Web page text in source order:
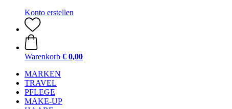
Konto erstellen
Warenkorb € 0,00
MARKEN
TRAVEL
PFLEGE
MAKE-UP